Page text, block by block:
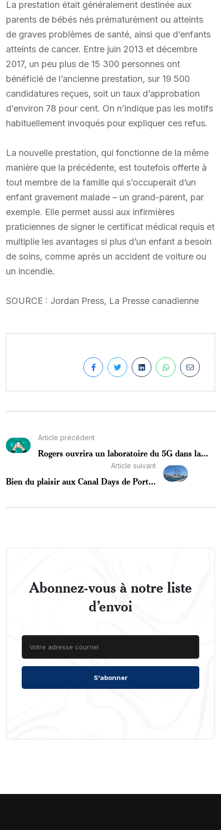
La prestation était généralement destinée aux
parents de bébés nés prématurément ou atteints
de graves problèmes de santé, ainsi que d’enfants
atteints de cancer. Entre juin 2013 et décembre
2017, un peu plus de 15 300 personnes ont
bénéficié de l’ancienne prestation, sur 19 500
candidatures reçues, soit un taux d’approbation
d’environ 78 pour cent. On n’indique pas les motifs
habituellement invoqués pour expliquer ces refus.
La nouvelle prestation, qui fonctionne de la même
manière que la précédente, est toutefois offerte à
tout membre de la famille qui s’occuperait d’un
enfant gravement malade – un grand-parent, par
exemple. Elle permet aussi aux infirmières
praticiennes de signer le certificat médical requis et
multiplie les avantages si plus d’un enfant a besoin
de soins, comme après un accident de voiture ou
un incendie.
SOURCE : Jordan Press, La Presse canadienne
Article précédent
Rogers ouvrira un laboratoire du 5G dans la...
Article suivant
Bien du plaisir aux Canal Days de Port...
Abonnez-vous à notre liste
d’envoi